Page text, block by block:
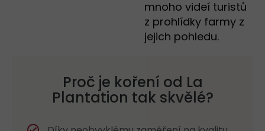
mnoho videí turistů
z prohlídky farmy z
jejich pohledu.
Proč je koření od La
Plantation tak skvělé?